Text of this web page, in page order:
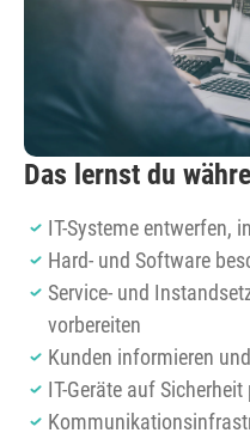
Das lernst du
IT-Systeme entwerfen,
Hard- und Software
Service- und
vorbereiten
Kunden informieren
IT-Geräte auf Sicherheit